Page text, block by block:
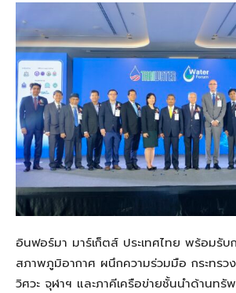
อินฟอร์มา มาร์เก็ตส์ ประเทศไทย พร้อมรับ
สภาพภูมิอากาศ ผนึกความร่วมมือ กระทร
วิศวะ จุฬาฯ และภาคีเครือข่ายชั้นนำด้านทรั